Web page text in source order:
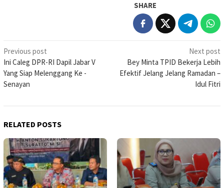
SHARE
Post
navigation
Previous post
Ini Caleg DPR-RI Dapil Jabar V
Yang Siap Melenggang Ke -
Senayan
Next post
Bey Minta TPID Bekerja Lebih
Efektif Jelang Jelang Ramadan –
Idul Fitri
RELATED POSTS